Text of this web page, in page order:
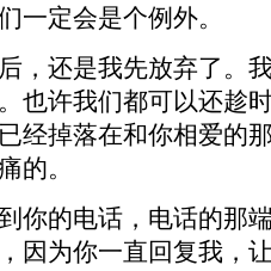
一定会是个例外。
还是我先放弃了。我
也许我们都可以还趁
经掉落在和你相爱的
的。
的电话，电话的那端
因为你一直回复我，